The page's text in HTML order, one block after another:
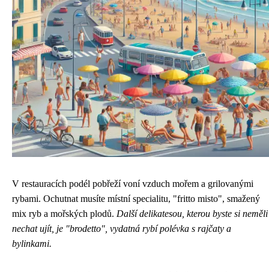
V restauracích podél pobřeží voní vzduch mořem a grilovanými
rybami. Ochutnat musíte místní specialitu, "fritto misto", smažený
mix ryb a mořských plodů. Další delikatesou, kterou byste si neměli
nechat ujít, je "brodetto", vydatná rybí polévka s rajčaty a
bylinkami.